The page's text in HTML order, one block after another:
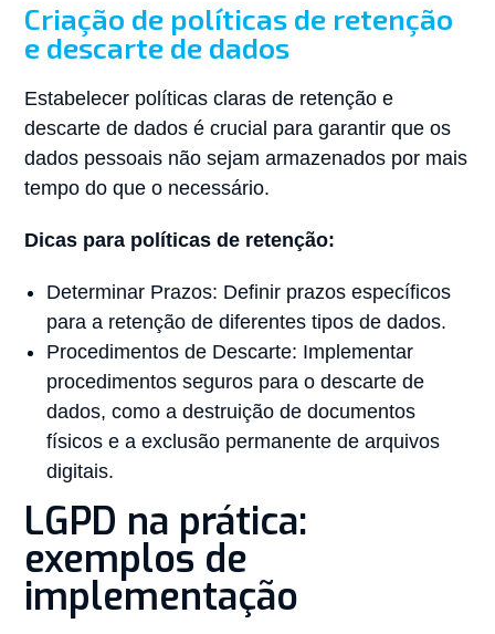
Criação de políticas de retenção
e descarte de dados
Estabelecer políticas claras de retenção e
descarte de dados é crucial para garantir que os
dados pessoais não sejam armazenados por mais
tempo do que o necessário.
Dicas para políticas de retenção:
Determinar Prazos: Definir prazos específicos
para a retenção de diferentes tipos de dados.
Procedimentos de Descarte: Implementar
procedimentos seguros para o descarte de
dados, como a destruição de documentos
físicos e a exclusão permanente de arquivos
digitais.
LGPD na prática:
exemplos de
implementação